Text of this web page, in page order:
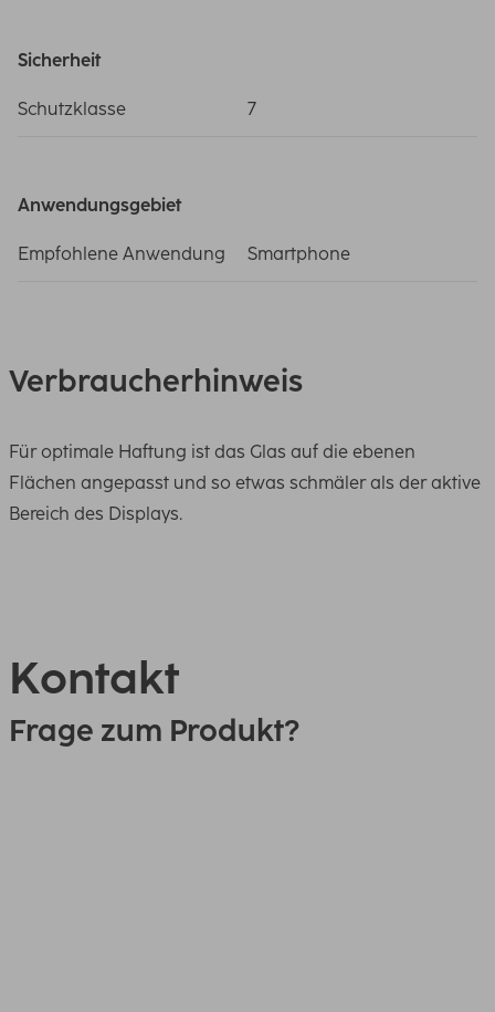
Sicherheit
Schutzklasse 7
Anwendungsgebiet
Empfohlene Anwendung Smartphone
Verbraucherhinweis
Für optimale Haftung ist das Glas auf die ebenen
Flächen angepasst und so etwas schmäler als der aktive
Bereich des Displays.
Kontakt
Frage zum Produkt?